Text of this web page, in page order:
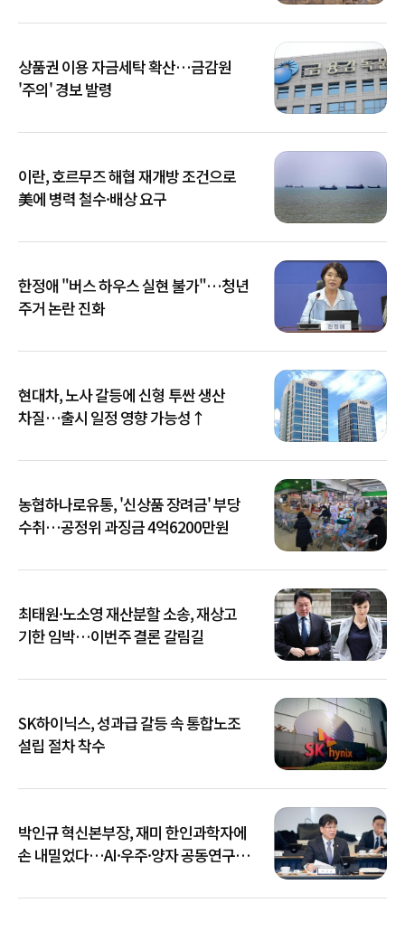
상품권 이용 자금세탁 확산…금감원
'주의' 경보 발령
이란, 호르무즈 해협 재개방 조건으로
美에 병력 철수·배상 요구
한정애 "버스 하우스 실현 불가"…청년
주거 논란 진화
현대차, 노사 갈등에 신형 투싼 생산
차질…출시 일정 영향 가능성↑
농협하나로유통, '신상품 장려금' 부당
수취…공정위 과징금 4억6200만원
최태원·노소영 재산분할 소송, 재상고
기한 임박…이번주 결론 갈림길
SK하이닉스, 성과급 갈등 속 통합노조
설립 절차 착수
박인규 혁신본부장, 재미 한인과학자에
손 내밀었다…AI·우주·양자 공동연구